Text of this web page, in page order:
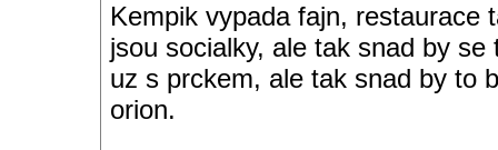
Kempik vypada fajn, restaurace
jsou socialky, ale tak snad by
uz s prckem, ale tak snad by to
orion.